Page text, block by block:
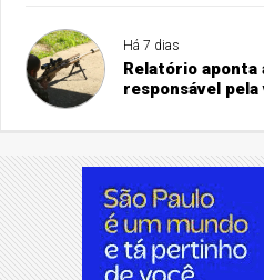
Há 7 dias
Relatório aponta
responsável